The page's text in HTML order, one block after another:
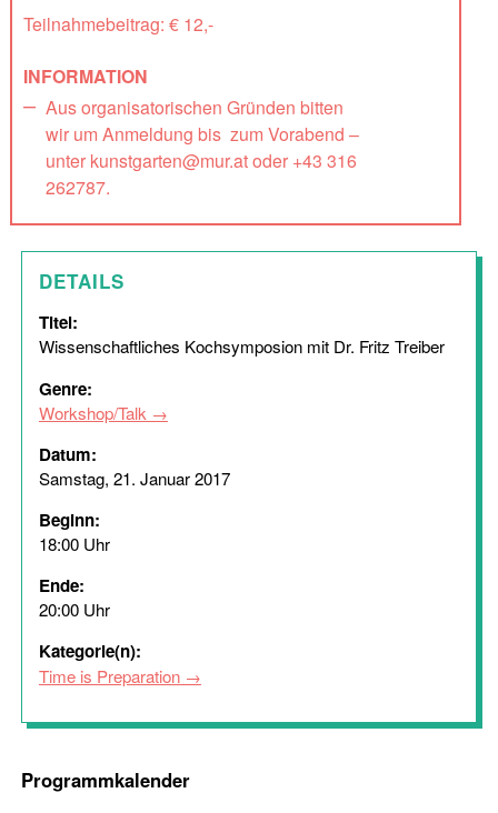
Teilnahmebeitrag: € 12,-
INFORMATION
Aus organisatorischen Gründen bitten
wir um Anmeldung bis zum Vorabend –
unter kunstgarten@mur.at oder +43 316
262787.
DETAILS
Titel:
Wissenschaftliches Kochsymposion mit Dr. Fritz Treiber
Genre:
Workshop/Talk
Datum:
Samstag, 21. Januar 2017
Beginn:
18:00 Uhr
Ende:
20:00 Uhr
Kategorie(n):
Time is Preparation
Programmkalender